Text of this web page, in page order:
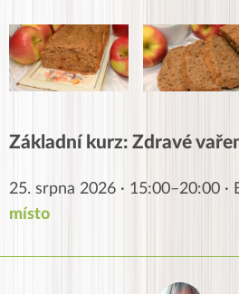
Základní kurz: Zdravé
25. srpna 2026 · 15:00–20:00 ·
místo